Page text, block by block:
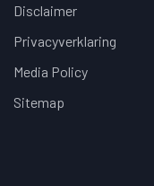
Disclaimer
Privacyverklaring
Media Policy
Sitemap